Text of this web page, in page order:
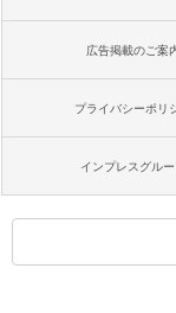
広告掲載のご案
プライバシーポリ
インプレスグル